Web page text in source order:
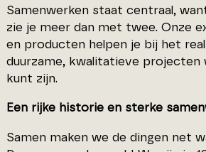
Samenwerken staat centraal,
zie je meer dan met twee. Onze
en producten helpen je bij het
duurzame, kwalitatieve
kunt zijn.
Een rijke historie en sterke
Samen maken we de dingen net